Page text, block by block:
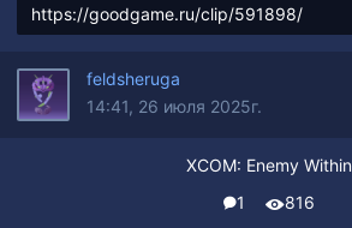
feldsheruga
14:41, 26 июля 2025г.
XCOM: Enemy Within
1
816